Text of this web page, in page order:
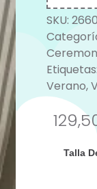
SKU:
Etiquetas:
Verano,
Talla